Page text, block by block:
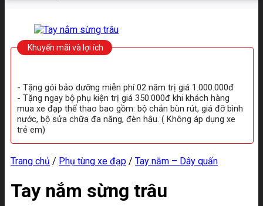
Khuyến mãi và lợi ích
- Tặng gói bảo dưỡng miễn phí 02 năm trị giá 1.000.000đ
- Tặng ngay bộ phụ kiện trị giá 350.000đ khi khách hàng
mua xe đạp thể thao bao gồm: bộ chắn bùn rút, giá đỡ bình
nước, bộ sửa chữa đa năng, đèn hậu. ( Không áp dụng xe
trẻ em)
Trang chủ / Phụ tùng xe đạp / Tay nắm – Dây quấn
Tay nắm sừng trâu